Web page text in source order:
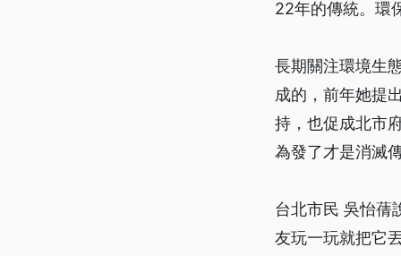
22年的傳統。環
長期關注環境生
成的，前年她提
持，也促成北市
為發了才是消滅
台北市民 吳怡蒨
友玩一玩就把它